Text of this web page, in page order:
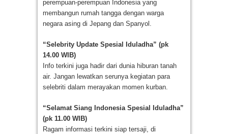
perempuan-perempuan Indonesia yang
membangun rumah tangga dengan warga
negara asing di Jepang dan Spanyol.
“Selebrity Update Spesial Iduladha” (pk
14.00 WIB)
Info terkini juga hadir dari dunia hiburan tanah
air. Jangan lewatkan serunya kegiatan para
selebriti dalam merayakan momen kurban.
“Selamat Siang Indonesia Spesial Iduladha”
(pk 11.00 WIB)
Ragam informasi terkini siap tersaji, di